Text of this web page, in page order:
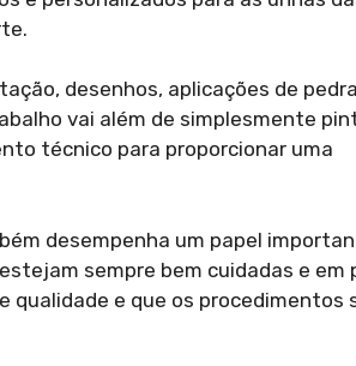
desenhos, aplicações de
vai além de simplesmente
técnico para proporcionar uma
desempenha um papel
sempre bem cuidadas e
e que os procedimentos